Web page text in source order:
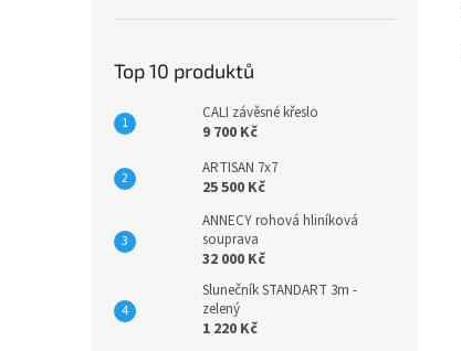
Top 10 produktů
CALI závěsné křeslo
9 700 Kč
ARTISAN 7x7
25 500 Kč
ANNECY rohová hliníková
souprava
32 000 Kč
Slunečník STANDART 3m -
zelený
1 220 Kč